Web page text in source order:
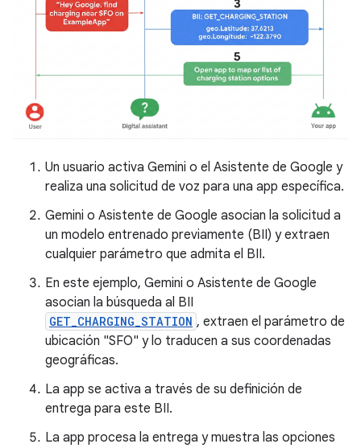
Un usuario activa Gemini o el Asistente de Google y
realiza una solicitud de voz para una app específica.
Gemini o Asistente de Google asocian la solicitud a
un modelo entrenado previamente (BII) y extraen
cualquier parámetro que admita el BII.
En este ejemplo, Gemini o Asistente de Google
asocian la búsqueda al BII
GET_CHARGING_STATION , extraen el parámetro de
ubicación "SFO" y lo traducen a sus coordenadas
geográficas.
La app se activa a través de su definición de
entrega para este BII.
La app procesa la entrega y muestra las opciones